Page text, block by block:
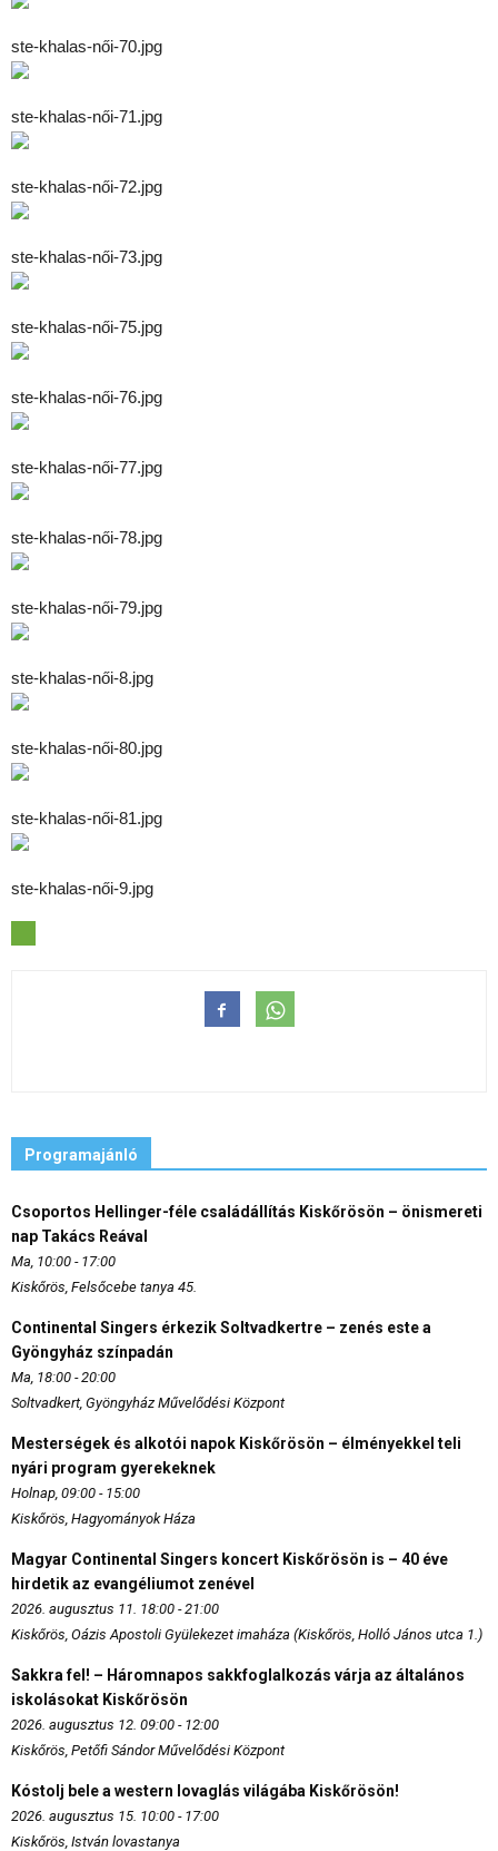
ste-khalas-női-70.jpg
ste-khalas-női-71.jpg
ste-khalas-női-72.jpg
ste-khalas-női-73.jpg
ste-khalas-női-75.jpg
ste-khalas-női-76.jpg
ste-khalas-női-77.jpg
ste-khalas-női-78.jpg
ste-khalas-női-79.jpg
ste-khalas-női-8.jpg
ste-khalas-női-80.jpg
ste-khalas-női-81.jpg
ste-khalas-női-9.jpg
Programajánló
Csoportos Hellinger-féle családállítás Kiskőrösön – önismereti
nap Takács Reával
Ma, 10:00 - 17:00
Kiskőrös, Felsőcebe tanya 45.
Continental Singers érkezik Soltvadkertre – zenés este a
Gyöngyház színpadán
Ma, 18:00 - 20:00
Soltvadkert, Gyöngyház Művelődési Központ
Mesterségek és alkotói napok Kiskőrösön – élményekkel teli
nyári program gyerekeknek
Holnap, 09:00 - 15:00
Kiskőrös, Hagyományok Háza
Magyar Continental Singers koncert Kiskőrösön is – 40 éve
hirdetik az evangéliumot zenével
2026. augusztus 11. 18:00 - 21:00
Kiskőrös, Oázis Apostoli Gyülekezet imaháza (Kiskőrös, Holló János utca 1.)
Sakkra fel! – Háromnapos sakkfoglalkozás várja az általános
iskolásokat Kiskőrösön
2026. augusztus 12. 09:00 - 12:00
Kiskőrös, Petőfi Sándor Művelődési Központ
Kóstolj bele a western lovaglás világába Kiskőrösön!
2026. augusztus 15. 10:00 - 17:00
Kiskőrös, István lovastanya